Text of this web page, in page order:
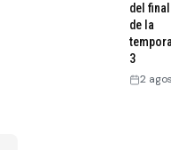
del final
de la
3
2